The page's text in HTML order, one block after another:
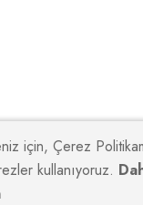
için, Çerez
kullanıyoruz.